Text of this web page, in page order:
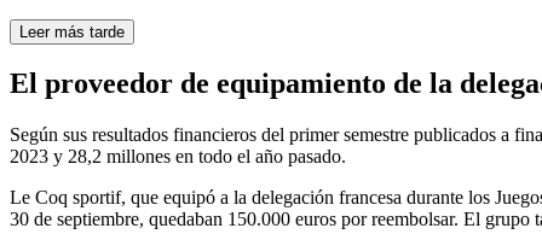
Leer más tarde
El proveedor de equipamiento de la
Según sus resultados financieros del primer semestre publicados a
2023 y 28,2 millones en todo el año pasado.
Le Coq sportif, que equipó a la delegación francesa durante los
30 de septiembre, quedaban 150.000 euros por reembolsar. El